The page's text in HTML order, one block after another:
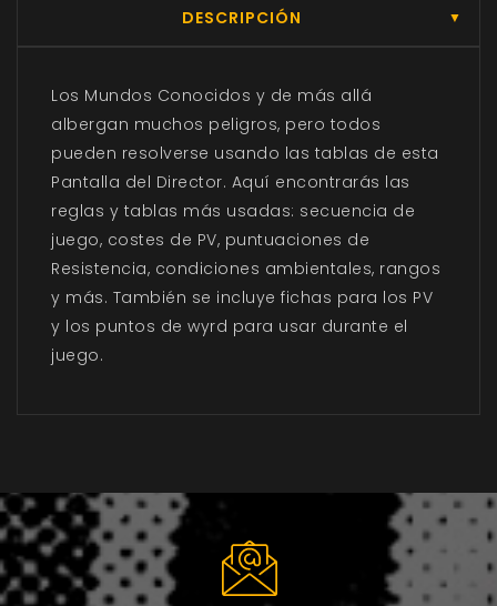
DESCRIPCIÓN ▼
Los Mundos Conocidos y de más allá
albergan muchos peligros, pero todos
pueden resolverse usando las tablas de esta
Pantalla del Director. Aquí encontrarás las
reglas y tablas más usadas: secuencia de
juego, costes de PV, puntuaciones de
Resistencia, condiciones ambientales, rangos
y más. También se incluye fichas para los PV
y los puntos de wyrd para usar durante el
juego.